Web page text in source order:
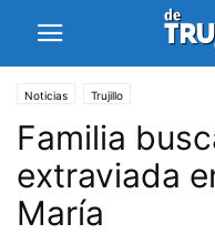
Noticias Trujillo
Familia
extraviada
María